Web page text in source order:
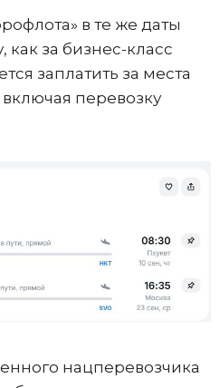
в те же даты
как за бизнес-класс
заплатить за места
перевозку
нацперевозчика